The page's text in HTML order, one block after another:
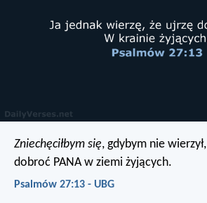
Zniechęciłbym się, gdybym nie wierzył,
dobroć PANAw ziemi żyjących.
Psalmów 27:13 - UBG